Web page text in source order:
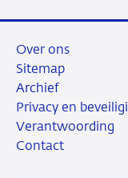
Over ons
Sitemap
Archief
Privacy en
Verantwoording
Contact